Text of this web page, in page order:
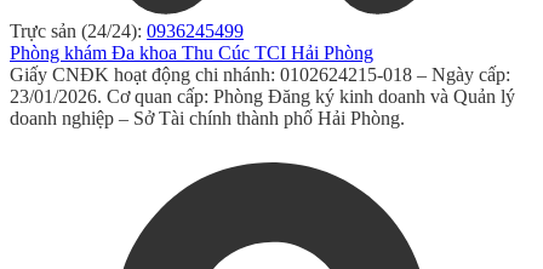
Trực sản (24/24): 0936245499
Phòng khám Đa khoa Thu Cúc TCI Hải Phòng
Giấy CNĐK hoạt động chi nhánh: 0102624215-018 – Ngày cấp:
23/01/2026. Cơ quan cấp: Phòng Đăng ký kinh doanh và Quản lý
doanh nghiệp – Sở Tài chính thành phố Hải Phòng.